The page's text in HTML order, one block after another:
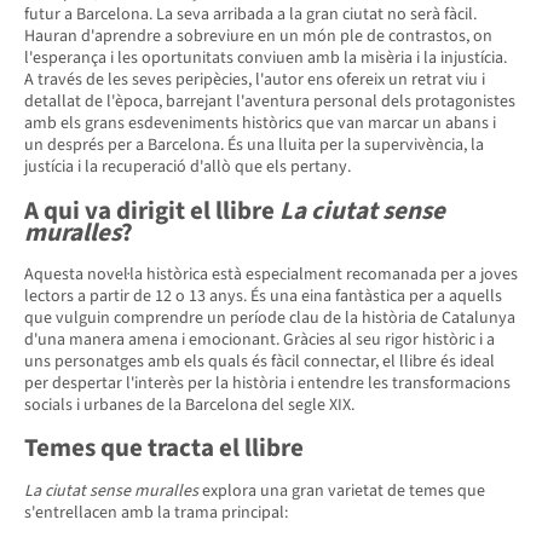
futur a Barcelona. La seva arribada a la gran ciutat no serà fàcil.
Hauran d'aprendre a sobreviure en un món ple de contrastos, on
l'esperança i les oportunitats conviuen amb la misèria i la injustícia.
A través de les seves peripècies, l'autor ens ofereix un retrat viu i
detallat de l'època, barrejant l'aventura personal dels protagonistes
amb els grans esdeveniments històrics que van marcar un abans i
un després per a Barcelona. És una lluita per la supervivència, la
justícia i la recuperació d'allò que els pertany.
A qui va dirigit el llibre La ciutat sense
muralles?
Aquesta novel·la històrica està especialment recomanada per a joves
lectors a partir de 12 o 13 anys. És una eina fantàstica per a aquells
que vulguin comprendre un període clau de la història de Catalunya
d'una manera amena i emocionant. Gràcies al seu rigor històric i a
uns personatges amb els quals és fàcil connectar, el llibre és ideal
per despertar l'interès per la història i entendre les transformacions
socials i urbanes de la Barcelona del segle XIX.
Temes que tracta el llibre
La ciutat sense murallesexplora una gran varietat de temes que
s'entrellacen amb la trama principal: